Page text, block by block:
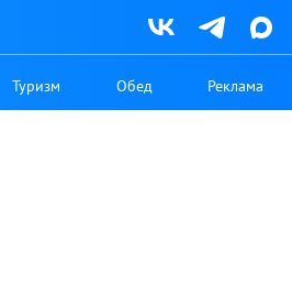
Туризм Обед Реклама